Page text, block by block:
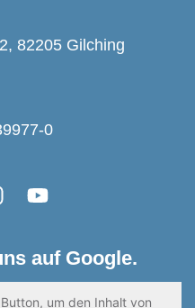
82205 Gilching
0
auf Google.
um den Inhalt von